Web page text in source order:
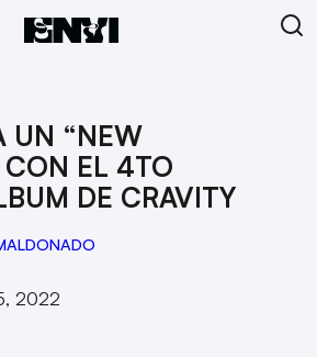
UN “NEW
CON EL 4TO
DE CRAVITY
2022